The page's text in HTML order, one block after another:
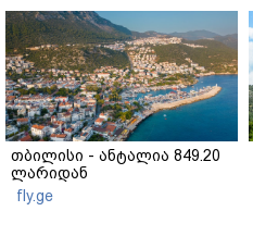
თბილისი - ანტალია 849.20
ლარიდან
fly.ge